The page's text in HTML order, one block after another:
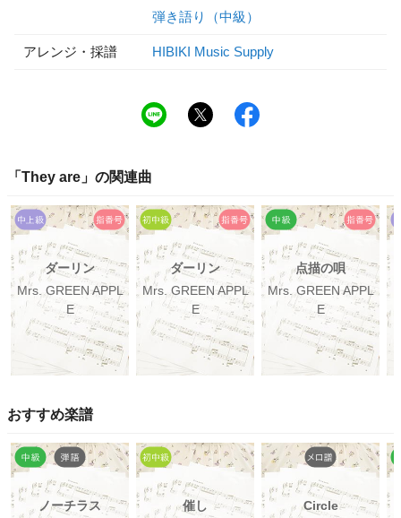
弾き語り（中級）
アレンジ・採譜 HIBIKI Music Supply
「 They are 」の関連曲
ダーリン
Mrs. GREEN APPL
E
ダーリン
Mrs. GREEN APPL
E
点描の唄
Mrs. GREEN APPL
E
おすすめ楽譜
ノーチラス
催し
Circle